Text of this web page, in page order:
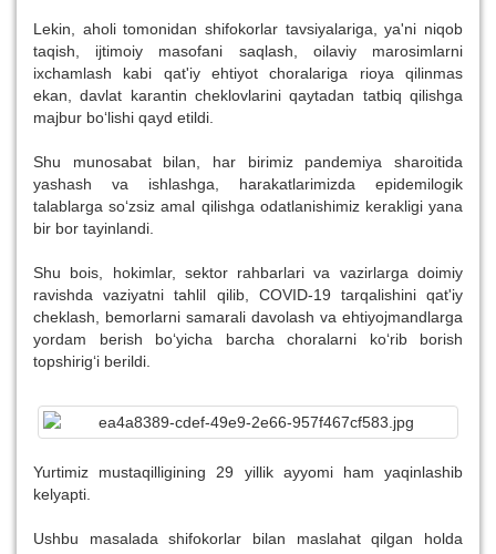
Lekin, aholi tomonidan shifokorlar tavsiyalariga, ya'ni niqob
taqish, ijtimoiy masofani saqlash, oilaviy marosimlarni
ixchamlash kabi qat'iy ehtiyot choralariga rioya qilinmas
ekan, davlat karantin cheklovlarini qaytadan tatbiq qilishga
majbur bo‘lishi qayd etildi.
Shu munosabat bilan, har birimiz pandemiya sharoitida
yashash va ishlashga, harakatlarimizda epidemilogik
talablarga so‘zsiz amal qilishga odatlanishimiz kerakligi yana
bir bor tayinlandi.
Shu bois, hokimlar, sektor rahbarlari va vazirlarga doimiy
ravishda vaziyatni tahlil qilib, COVID-19 tarqalishini qat'iy
cheklash, bemorlarni samarali davolash va ehtiyojmandlarga
yordam berish bo‘yicha barcha choralarni ko‘rib borish
topshirig‘i berildi.
Yurtimiz mustaqilligining 29 yillik ayyomi ham yaqinlashib
kelyapti.
Ushbu masalada shifokorlar bilan maslahat qilgan holda